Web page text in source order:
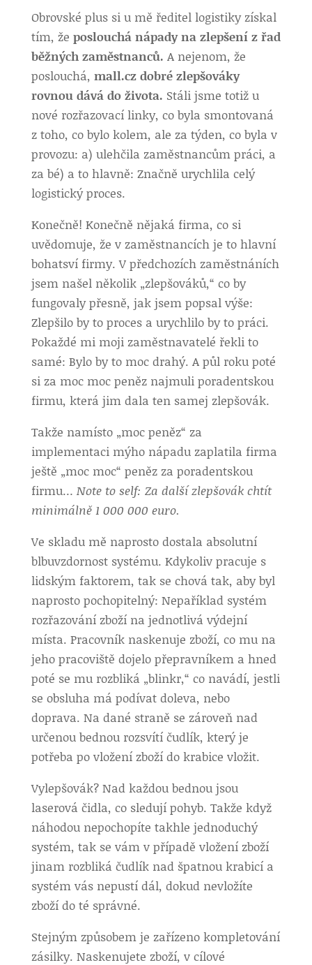
Obrovské plus si u mě ředitel logistiky získal
tím, že poslouchá nápady na zlepšení z řad
běžných zaměstnanců. A nejenom, že
poslouchá, mall.cz dobré zlepšováky
rovnou dává do života. Stáli jsme totiž u
nové rozřazovací linky, co byla smontovaná
z toho, co bylo kolem, ale za týden, co byla v
provozu: a) ulehčila zaměstnancům práci, a
za bé) a to hlavně: Značně urychlila celý
logistický proces.
Konečně! Konečně nějaká firma, co si
uvědomuje, že v zaměstnancích je to hlavní
bohatsví firmy. V předchozích zaměstnáních
jsem našel několik „zlepšováků,“ co by
fungovaly přesně, jak jsem popsal výše:
Zlepšilo by to proces a urychlilo by to práci.
Pokaždé mi moji zaměstnavatelé řekli to
samé: Bylo by to moc drahý. A půl roku poté
si za moc moc peněz najmuli poradentskou
firmu, která jim dala ten samej zlepšovák.
Takže namísto „moc peněz“ za
implementaci mýho nápadu zaplatila firma
ještě „moc moc“ peněz za poradentskou
firmu… Note to self: Za další zlepšovák chtít
minimálně 1 000 000 euro.
Ve skladu mě naprosto dostala absolutní
blbuvzdornost systému. Kdykoliv pracuje s
lidským faktorem, tak se chová tak, aby byl
naprosto pochopitelný: Nepaříklad systém
rozřazování zboží na jednotlivá výdejní
místa. Pracovník naskenuje zboží, co mu na
jeho pracoviště dojelo přepravníkem a hned
poté se mu rozbliká „blinkr,“ co navádí, jestli
se obsluha má podívat doleva, nebo
doprava. Na dané straně se zároveň nad
určenou bednou rozsvítí čudlík, který je
potřeba po vložení zboží do krabice vložit.
Vylepšovák? Nad každou bednou jsou
laserová čidla, co sledují pohyb. Takže když
náhodou nepochopíte takhle jednoduchý
systém, tak se vám v případě vložení zboží
jinam rozbliká čudlík nad špatnou krabicí a
systém vás nepustí dál, dokud nevložíte
zboží do té správné.
Stejným způsobem je zařízeno kompletování
zásilky. Naskenujete zboží, v cílové